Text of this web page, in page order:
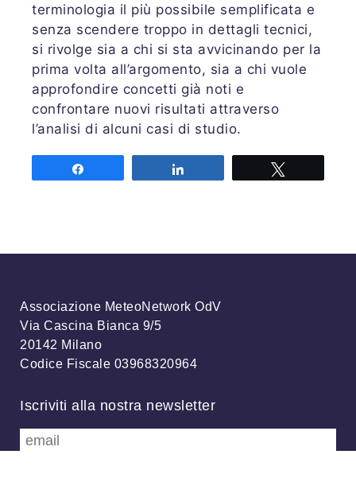
terminologia il più possibile semplificata e
senza scendere troppo in dettagli tecnici,
si rivolge sia a chi si sta avvicinando per la
prima volta all’argomento, sia a chi vuole
approfondire concetti già noti e
confrontare nuovi risultati attraverso
l’analisi di alcuni casi di studio.
Associazione MeteoNetwork OdV
Via Cascina Bianca 9/5
20142 Milano
Codice Fiscale 03968320964
Iscriviti alla nostra newsletter